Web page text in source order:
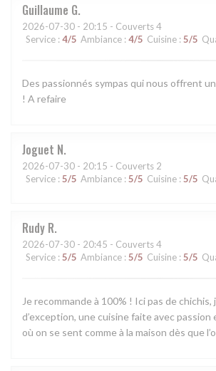
Guillaume G
2026-07-30 - 20:15 - Couverts 4
Service : 4/5 Ambiance : 4/5 Cuisine : 5/5
Des passionnés sympas qui nous offrent
! A refaire
Joguet N
2026-07-30 - 20:15 - Couverts 2
Service : 5/5 Ambiance : 5/5 Cuisine : 5/5
Rudy R
2026-07-30 - 20:45 - Couverts 4
Service : 5/5 Ambiance : 5/5 Cuisine : 5/5
Je recommande à 100% ! Ici pas de
d’exception, une cuisine faite avec passion
où on se sent comme à la maison dès que